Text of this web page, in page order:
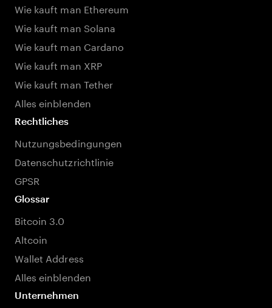
Wie kauft man Ethereum
Wie kauft man Solana
Wie kauft man Cardano
Wie kauft man XRP
Wie kauft man Tether
Alles einblenden
Rechtliches
Nutzungsbedingungen
Datenschutzrichtlinie
GPSR
Glossar
Bitcoin 3.0
Altcoin
Wallet Address
Alles einblenden
Unternehmen